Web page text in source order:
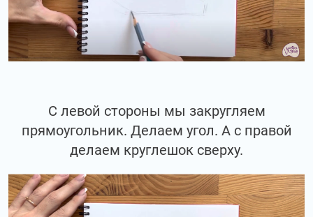
С левой стороны мы закругляем
прямоугольник. Делаем угол. А с правой
делаем круглешок сверху.